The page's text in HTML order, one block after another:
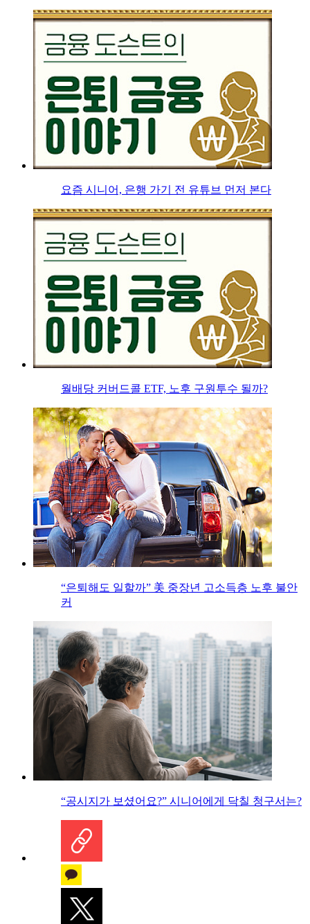
요즘 시니어, 은행 가기 전 유튜브 먼저 본다
월배당 커버드콜 ETF, 노후 구원투수 될까?
“은퇴해도 일할까” 美 중장년 고소득층 노후 불안
커
“공시지가 보셨어요?” 시니어에게 닥칠 청구서는?